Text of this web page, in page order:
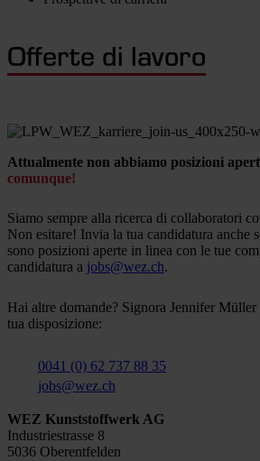
Offerte di lavoro
Attualmente non abbiamo posizioni
comunque!
Siamo sempre alla ricerca di collaboratori
Non esitare! Invia la tua candidatura anche
sono posizioni aperte in linea con le tue
candidatura a jobs@wez.ch.
Hai altre domande? Signora Jennifer Müller
tua disposizione:
0041 (0) 62 737 88 35
jobs@wez.ch
WEZ Kunststoffwerk AG
Industriestrasse 8
5036 Oberentfelden